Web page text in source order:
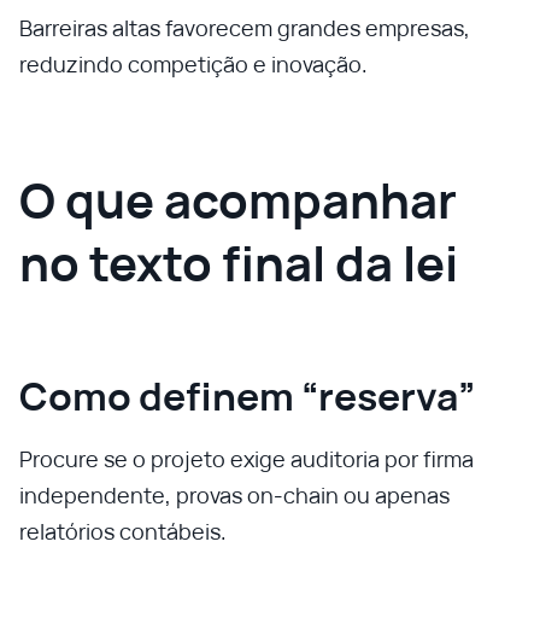
Barreiras altas favorecem grandes empresas,
reduzindo competição e inovação.
O que acompanhar
no texto final da lei
Como definem “reserva”
Procure se o projeto exige auditoria por firma
independente, provas on‑chain ou apenas
relatórios contábeis.